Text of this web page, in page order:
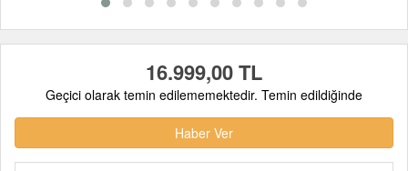
16.999,00 TL
Geçici olarak temin edilememektedir. Temin edildiğinde
Haber Ver